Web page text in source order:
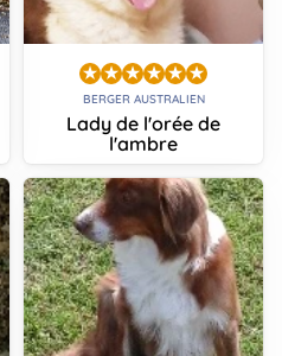
BERGER AUSTRALIEN
Lady de l'orée de
l'ambre